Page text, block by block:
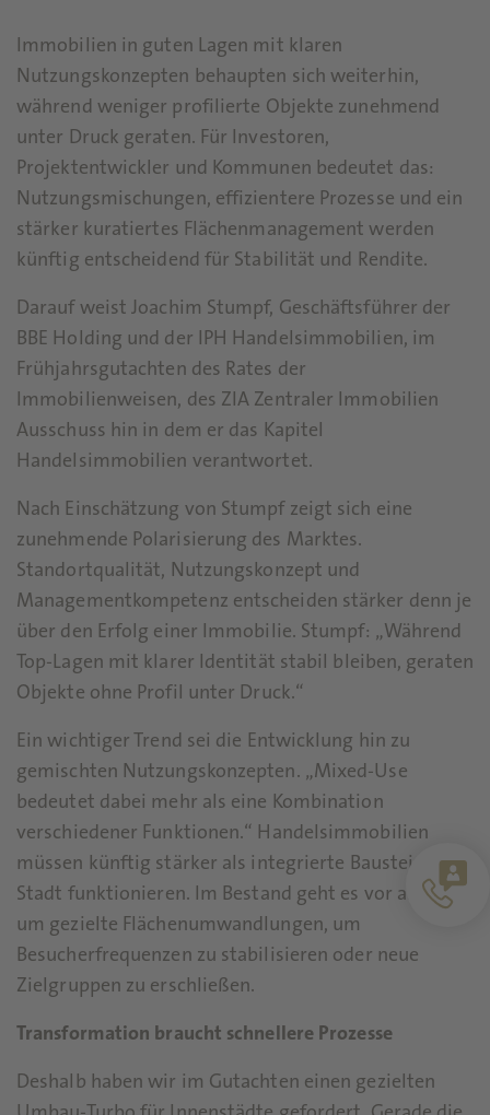
Immobilien in guten Lagen mit klaren
Nutzungskonzepten behaupten sich weiterhin,
während weniger profilierte Objekte zunehmend
unter Druck geraten. Für Investoren,
Projektentwickler und Kommunen bedeutet das:
Nutzungsmischungen, effizientere Prozesse und ein
stärker kuratiertes Flächenmanagement werden
künftig entscheidend für Stabilität und Rendite.
Darauf weist Joachim Stumpf, Geschäftsführer der
BBE Holding und der IPH Handelsimmobilien, im
Frühjahrsgutachten des Rates der
Immobilienweisen, des ZIA Zentraler Immobilien
Ausschuss hin in dem er das Kapitel
Handelsimmobilien verantwortet.
Nach Einschätzung von Stumpf zeigt sich eine
zunehmende Polarisierung des Marktes.
Standortqualität, Nutzungskonzept und
Managementkompetenz entscheiden stärker denn je
über den Erfolg einer Immobilie. Stumpf: „Während
Top-Lagen mit klarer Identität stabil bleiben, geraten
Objekte ohne Profil unter Druck.“
Ein wichtiger Trend sei die Entwicklung hin zu
gemischten Nutzungskonzepten. „Mixed-Use
bedeutet dabei mehr als eine Kombination
verschiedener Funktionen.“ Handelsimmobilien
müssen künftig stärker als integrierte Bausteine der
Stadt funktionieren. Im Bestand geht es vor allem
um gezielte Flächenumwandlungen, um
Besucherfrequenzen zu stabilisieren oder neue
Zielgruppen zu erschließen.
Transformation braucht schnellere Prozesse
Deshalb haben wir im Gutachten einen gezielten